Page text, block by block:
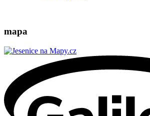
mapa